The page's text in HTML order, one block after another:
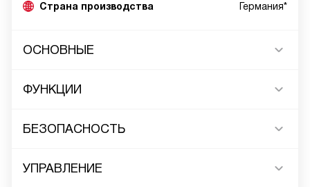
Страна производства Германия*
ОСНОВНЫЕ
ФУНКЦИИ
БЕЗОПАСНОСТЬ
УПРАВЛЕНИЕ